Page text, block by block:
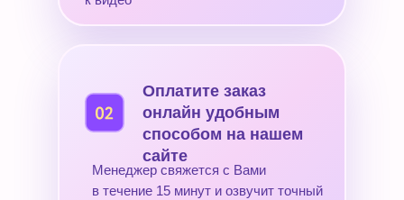
Менеджер свяжется с Вами
в течение 15 минут и озвучит точный
Оплатите заказ
онлайн удобным
способом на нашем
сайте